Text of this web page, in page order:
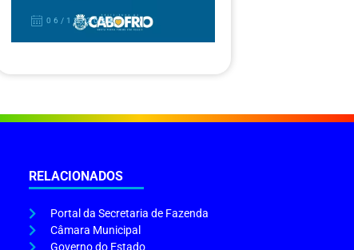
06/12/2024
RELACIONADOS
Portal da Secretaria de Fazenda
Câmara Municipal
Governo do Estado